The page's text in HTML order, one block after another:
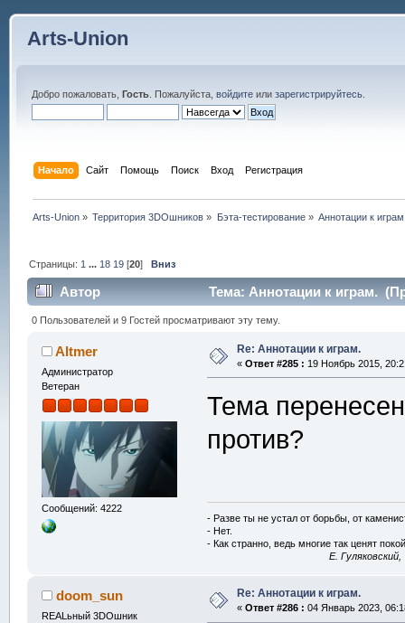
Arts-Union
Добро пожаловать, Гость. Пожалуйста, войдитеили зарегистрируйтесь.
Начало Сайт Помощь Поиск Вход Регистрация
Arts-Union » Территория 3DOшников » Бэта-тестирование» Аннотации к
Страницы: 1 ... 18 19 [20]Вниз
Автор Тема: Аннотации к играм.
0 Пользователей и 9 Гостей просматривают эту тему.
Altmer
Администратор
Ветеран
Сообщений: 4222
Re: Аннотации к играм.
« Ответ #285 : 19 Ноябрь 2015,
Тема
против?
- Разве ты не устал от борьбы, от
- Нет.
- Как странно, ведь многие так ценят
E.
doom_sun
REALьный 3DOшник
Re: Аннотации к играм.
« Ответ #286 : 04 Январь 2023,